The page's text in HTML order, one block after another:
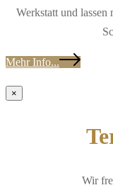
Werkstatt und lassen
Mehr Info...
×
Wir